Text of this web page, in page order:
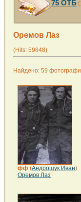
75 ОТБ
Оремов Лаз
(Hits: 59848)
Найдено: 59
фф (Андрощук Иван)
Оремов Лаз